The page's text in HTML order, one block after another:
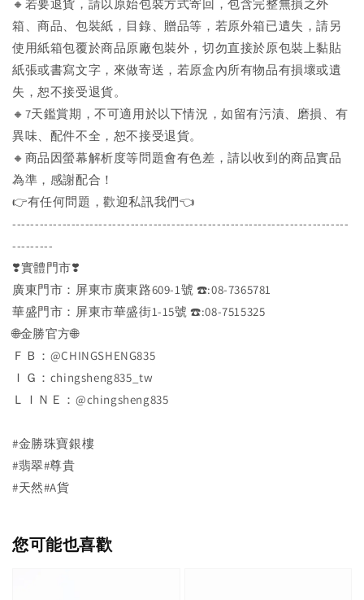
🔸若要退貨，請以原始包裝方式寄回，包含完整無損之外
箱、商品、包裝紙，目錄、贈品等，若原外箱已遺失，請另
使用紙箱包覆於商品原廠包裝外，切勿直接於原包裝上黏貼
紙張或書寫文字，來做寄送，若原盒內所有物品有損壞或遺
失，恕不接受退貨。
🔸7天鑑賞期，不可適用於以下情況，如留有污漬、磨損、有
異味、配件不全，恕不接受退貨。
🔸商品因螢幕解析度等問題會有色差，請以收到的商品實品
為準，感謝配合！
👉️有任何問題，歡迎私訊我們👈️
--------------------------------------------------------------------------
---------
❣️實體門市❣️
廣東門市：屏東市廣東路609-1號 ☎️:08-7365781
華盛門市：屏東市華盛街1-15號 ☎️:08-7515325
🌐金勝官方🌐
ＦＢ：@CHINGSHENG835
ＩＧ：chingsheng835_tw
ＬＩＮＥ：@chingsheng835
#金勝珠寶銀樓
#翡翠#尊貴
#天然#A貨
您可能也喜歡